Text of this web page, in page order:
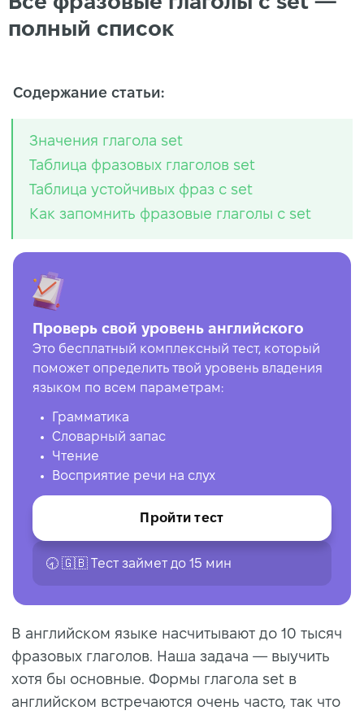
полный список
Содержание статьи:
Значения глагола set
Таблица фразовых глаголов set
Таблица устойчивых фраз с set
Как запомнить фразовые глаголы с set
Проверь свой уровень английского
Это бесплатный комплексный тест, который
поможет определить твой уровень владения
языком по всем параметрам:
Грамматика
Словарный запас
Чтение
Восприятие речи на слух
Пройти тест
🕣 🇬🇧 Tест займет до 15 мин
В английском языке насчитывают до 10 тысяч
фразовых глаголов. Наша задача — выучить
хотя бы основные. Формы глагола set в
английском встречаются очень часто, так что